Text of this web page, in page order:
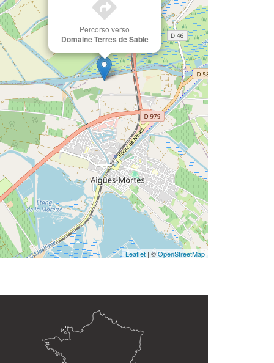
Percorso verso
Domaine Terres de Sable
Leaflet | ©OpenStreetMap